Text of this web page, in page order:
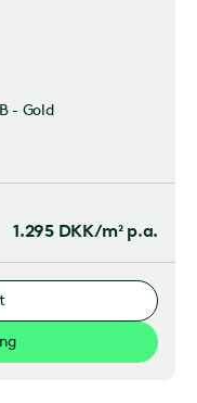
- Gold
1.295 DKK/m² p.a.